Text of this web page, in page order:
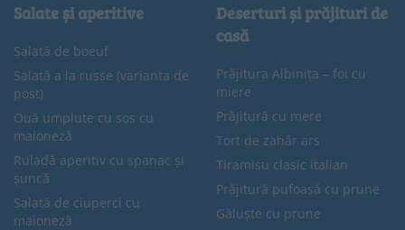
Salate și aperitive
Salată de boeuf
Salată a la russe (varianta de
post)
Ouă umplute cu sos cu
maioneză
Ruladă aperitiv cu spanac și
șuncă
Salată de ciuperci cu
maioneză
Deserturi și prăjituri de
casă
Prăjitura Albinița – foi cu
miere
Prăjitură cu mere
Tort de zahăr ars
Tiramisu clasic italian
Prăjitură pufoasă cu prune
Găluște cu prune